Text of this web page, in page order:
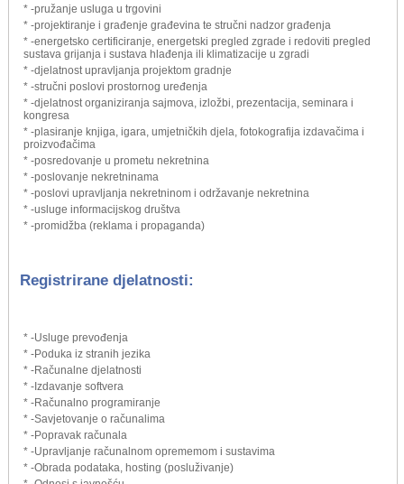
* -pružanje usluga u trgovini
* -projektiranje i građenje građevina te stručni nadzor građenja
* -energetsko certificiranje, energetski pregled zgrade i redoviti pregled
sustava grijanja i sustava hlađenja ili klimatizacije u zgradi
* -djelatnost upravljanja projektom gradnje
* -stručni poslovi prostornog uređenja
* -djelatnost organiziranja sajmova, izložbi, prezentacija, seminara i
kongresa
* -plasiranje knjiga, igara, umjetničkih djela, fotokografija izdavačima i
proizvođačima
* -posredovanje u prometu nekretnina
* -poslovanje nekretninama
* -poslovi upravljanja nekretninom i održavanje nekretnina
* -usluge informacijskog društva
* -promidžba (reklama i propaganda)
Registrirane djelatnosti:
* -Usluge prevođenja
* -Poduka iz stranih jezika
* -Računalne djelatnosti
* -Izdavanje softvera
* -Računalno programiranje
* -Savjetovanje o računalima
* -Popravak računala
* -Upravljanje računalnom oprememom i sustavima
* -Obrada podataka, hosting (posluživanje)